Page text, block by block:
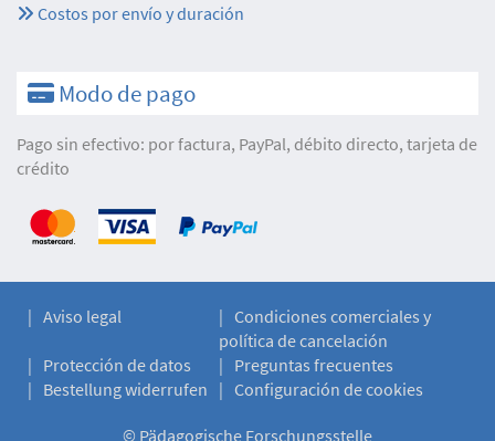
Costos por envío y duración
Modo de pago
Pago sin efectivo: por factura, PayPal, débito directo, tarjeta de
crédito
Aviso legal
Condiciones comerciales y
política de cancelación
Protección de datos
Preguntas frecuentes
Bestellung widerrufen
Configuración de cookies
© Pädagogische Forschungsstelle